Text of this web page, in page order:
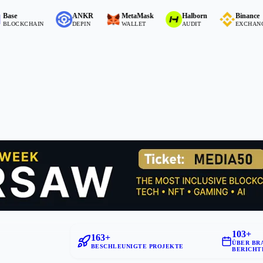
ANKR
DEPIN
MetaMask
WALLET
Halborn
AUDIT
Binance
EXCHANGE (CEX)
163+
BESCHLEUNIGTE PROJEKTE
103+
ÜBER